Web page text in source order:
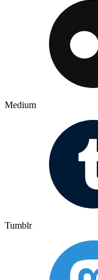
Medium
Tumblr